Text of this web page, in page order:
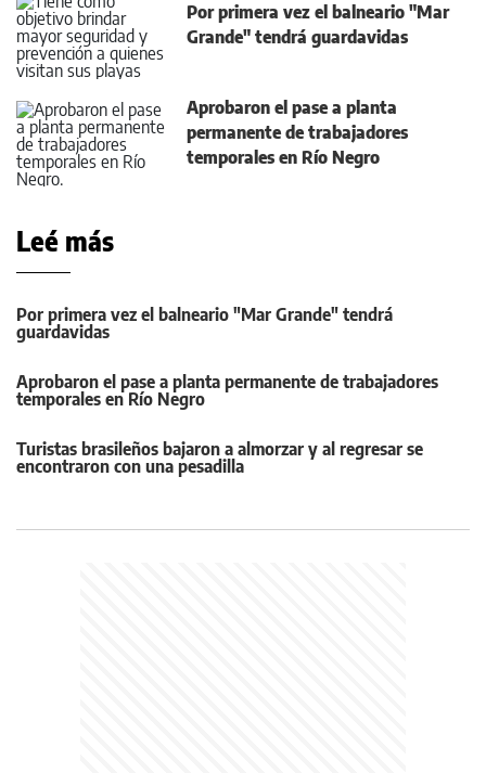
Por primera vez el balneario "Mar
Grande" tendrá guardavidas
Aprobaron el pase a planta
permanente de trabajadores
temporales en Río Negro
Leé más
Por primera vez el balneario "Mar Grande" tendrá
guardavidas
Aprobaron el pase a planta permanente de trabajadores
temporales en Río Negro
Turistas brasileños bajaron a almorzar y al regresar se
encontraron con una pesadilla